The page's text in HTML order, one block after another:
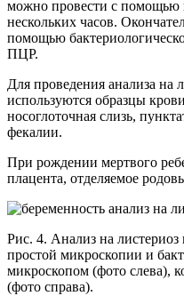
можно провести с помощью
нескольких часов.
помощью
ПЦР.
Для проведения анализа на
используются образцы
носоглоточная слизь,
фекалии.
При рождении мертвого
плацента, отделяемое
Рис. 4. Анализ на
простой микроскопии и
микроскопом (фото слева),
(фото справа).